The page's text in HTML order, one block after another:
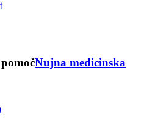
Nujna medicinska